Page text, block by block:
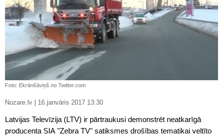
Foto: Ekrānšāviņš no Twitter.com
Nozare.lv | 16.janvāris 2017 13:30
Latvijas Televīzija (LTV) ir pārtraukusi demonstrēt neatkarīgā
producenta SIA "Zebra TV" satiksmes drošības tematikai veltīto